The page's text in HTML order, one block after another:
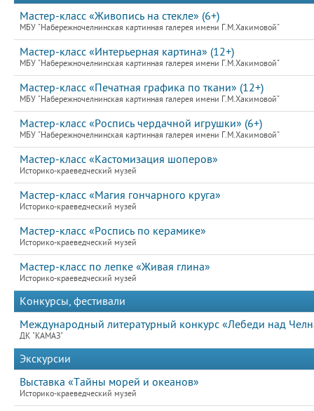
Мастер-класс «Живопись на стекле» (6+)
МБУ "Набережночелнинская картинная галерея имени Г.М.Хакимовой"
Мастер-класс «Интерьерная картина» (12+)
МБУ "Набережночелнинская картинная галерея имени Г.М.Хакимовой"
Мастер-класс «Печатная графика по ткани» (12+)
МБУ "Набережночелнинская картинная галерея имени Г.М.Хакимовой"
Мастер-класс «Роспись чердачной игрушки» (6+)
МБУ "Набережночелнинская картинная галерея имени Г.М.Хакимовой"
Мастер-класс «Кастомизация шоперов»
Историко-краеведческий музей
Мастер-класс «Магия гончарного круга»
Историко-краеведческий музей
Мастер-класс «Роспись по керамике»
Историко-краеведческий музей
Мастер-класс по лепке «Живая глина»
Историко-краеведческий музей
Конкурсы, фестивали
Международный литературный конкурс «Лебеди над
ДК "КАМАЗ"
Экскурсии
Выставка «Тайны морей и океанов»
Историко-краеведческий музей